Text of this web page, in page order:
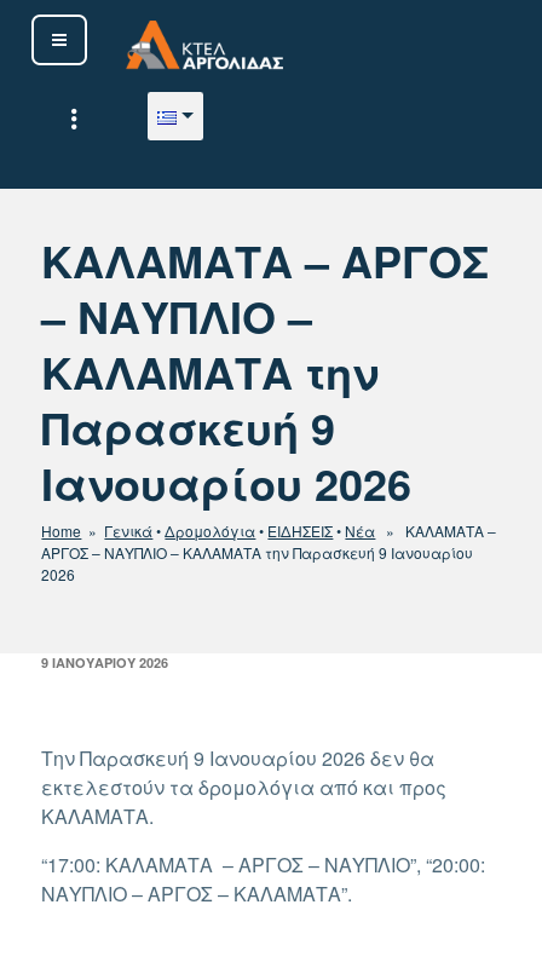
Μετάβαση
περιεχόμενο
ΚΤΕΛ ΑΡΓΟΛΙΔΑΣ Α. Ε.
ΚΑΛΑΜΑΤΑ – ΑΡΓΟΣ
– ΝΑΥΠΛΙΟ –
ΚΑΛΑΜΑΤΑ την
Παρασκευή 9
Ιανουαρίου 2026
Home » Γενικά•Δρομολόγια• ΕΙΔΗΣΕΙΣ• Νέα » ΚΑΛΑΜΑΤΑ –
ΑΡΓΟΣ – ΝΑΥΠΛΙΟ – ΚΑΛΑΜΑΤΑ την Παρασκευή 9 Ιανουαρίου
2026
ΔΗΜΟΣΙΕΎΤΗΚΕ
9 ΙΑΝΟΥΑΡΊΟΥ 2026
Την Παρασκευή 9 Ιανουαρίου 2026 δεν θα
εκτελεστούν τα δρομολόγια από και προς
ΚΑΛΑΜΑΤΑ.
“17:00: ΚΑΛΑΜΑΤΑ – ΑΡΓΟΣ – ΝΑΥΠΛΙΟ”, “20:00:
ΝΑΥΠΛΙΟ – ΑΡΓΟΣ – ΚΑΛΑΜΑΤΑ”.